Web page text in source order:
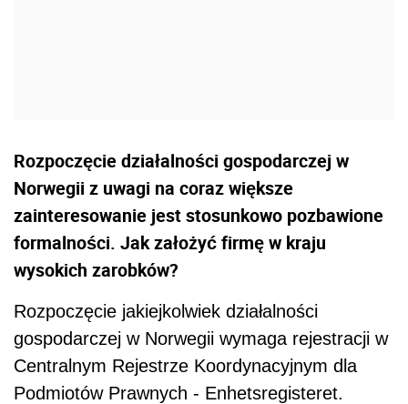
Rozpoczęcie działalności gospodarczej w
Norwegii z uwagi na coraz większe
zainteresowanie jest stosunkowo pozbawione
formalności. Jak założyć firmę w kraju
wysokich zarobków?
Rozpoczęcie jakiejkolwiek działalności
gospodarczej w Norwegii wymaga rejestracji w
Centralnym Rejestrze Koordynacyjnym dla
Podmiotów Prawnych - Enhetsregisteret.